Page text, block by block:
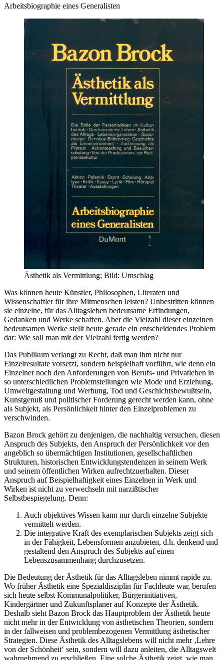
Arbeitsbiographie eines Generalisten
Ästhetik als Vermittlung; Bild: Umschlag
Was können heute Künstler, Philosophen, Literaten und
Wissenschaftler für ihre Mitmenschen leisten? Unbestritten können
sie einzelne, für das Alltagsleben bedeutsame Erfindungen,
Gedanken und Werke schaffen. Aber die Vielzahl dieser einzelnen
bedeutsamen Werke stellt heute gerade ein entscheidendes Problem
dar: Wie soll man mit der Vielzahl fertig werden?
Das Publikum verlangt zu Recht, daß man ihm nicht nur
Einzelresultate vorsetzt, sondern beispielhaft vorführt, wie denn ein
Einzelner noch den Anforderungen von Berufs- und Privatleben in
so unterschiedlichen Problemstellungen wie Mode und Erziehung,
Umweltgestaltung und Werbung, Tod und Geschichtsbewußtsein,
Kunstgenuß und politischer Forderung gerecht werden kann, ohne
als Subjekt, als Persönlichkeit hinter den Einzelproblemen zu
verschwinden.
Bazon Brock gehört zu denjenigen, die nachhaltig versuchen, diesen
Anspruch des Subjekts, den Anspruch der Persönlichkeit vor den
angeblich so übermächtigen Institutionen, gesellschaftlichen
Strukturen, historischen Entwicklungstendenzen in seinem Werk
und seinem öffentlichen Wirken aufrechtzuerhalten. Dieser
Anspruch auf Beispielhaftigkeit eines Einzelnen in Werk und
Wirken ist nicht zu verwechseln mit narzißtischer
Selbstbespiegelung. Denn:
Auch objektives Wissen kann nur durch einzelne Subjekte
vermittelt werden.
Die integrative Kraft des exemplarischen Subjekts zeigt sich
in der Fähigkeit, Lebensformen anzubieten, d.h. denkend und
gestaltend den Anspruch des Subjekts auf einen
Lebenszusammenhang durchzusetzen.
Die Bedeutung der Ästhetik für das Alltagsleben nimmt rapide zu.
Wo früher Ästhetik eine Spezialdisziplin für Fachleute war, berufen
sich heute selbst Kommunalpolitiker, Bürgerinitiativen,
Kindergärtner und Zukunftsplaner auf Konzepte der Ästhetik.
Deshalb sieht Bazon Brock das Hauptproblem der Ästhetik heute
nicht mehr in der Entwicklung von ästhetischen Theorien, sondern
in der fallweisen und problembezogenen Vermittlung ästhetischer
Strategien. Diese Ästhetik des Alltagslebens will nicht mehr ‚Lehre
von der Schönheit‘ sein, sondern will dazu anleiten, die Alltagswelt
wahrnehmend zu erschließen. Eine solche Ästhetik zeigt, wie man